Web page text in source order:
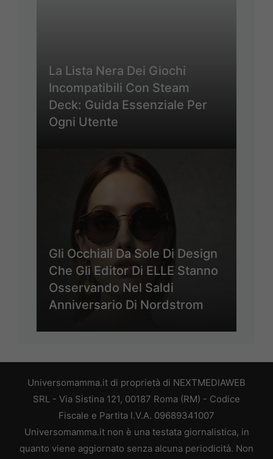
La Lista Nera Dei Giochi
Incompatibili Con Steam
Deck: Guida Essenziale Per
Ogni Utente
Gli Occhiali Da Sole Di Design
Che Gli Editor Di ELLE Stanno
Osservando Nel Saldi
Anniversario Di Nordstrom
Universomamma.it di proprietà di NEXTMEDIAWEB
SRL - Via Sistina 121, 00187 Roma (RM) - Codice
Fiscale e Partita I.V.A. 09689341007
Universomamma.it non è una testata giornalistica, in
quanto viene aggiornato senza alcuna periodicità. Non